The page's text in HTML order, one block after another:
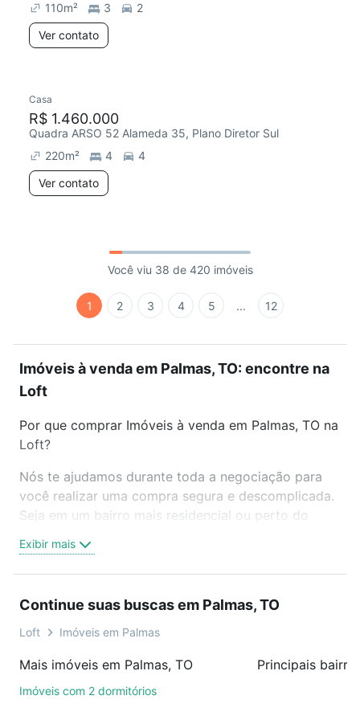
110m² 3
2
Ver contato
Casa
R$ 1.460.000
Quadra ARSO 52 Alameda 35, Plano Diretor Sul
220m² 4
4
Ver contato
Você viu 38 de 420 imóveis
1 2 3 4 5 ... 12
Imóveis à venda em Palmas, TO: encontre na
Loft
Por que comprar Imóveis à venda em Palmas, TO na
Loft?
Nós te ajudamos durante toda a negociação para
você realizar uma compra segura e descomplicada.
Seja em um bairro mais residencial ou perto do
oferta ideal de Imóveis à venda em Palmas, TO para
conquistar seu sonho. Agende uma visita presencial
você ainda conta com mais de 46 mil corretores e
imobiliárias te ajudando na compra, venda ou troca
Como escolher um imóvel?
Exibir mais
Continue suas buscas em Palmas, TO
Loft Imóveis em Palmas
Mais imóveis em Palmas, TO
Imóveis com 2 dormitórios
Principais